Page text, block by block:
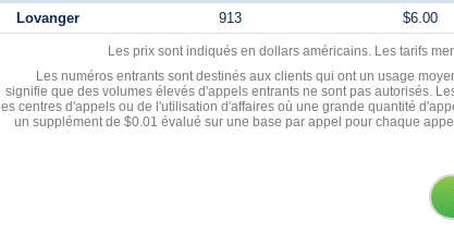
Lovanger 913 $6.00
Les prix sont indiqués en dollars américains. Les tarifs
Les numéros entrants sont destinés aux clients qui ont un usage
signifie que des volumes élevés d'appels entrants ne sont pas autorisés.
les centres d'appels ou de l'utilisation d'affaires où une grande quantité
un supplément de $0.01 évalué sur une base par appel pour chaque